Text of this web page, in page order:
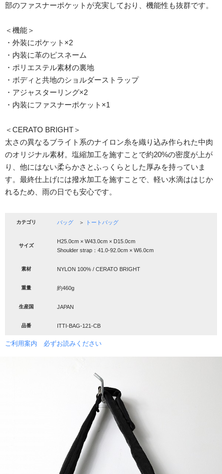
部のファスナーポケットが充実しており、機能性も抜群です。
＜機能＞
・外装にポケット×2
・内装に革のピスネーム
・ポリエステル素材の裏地
・ボディと共地のショルダーストラップ
・アジャスターリング×2
・内装にファスナーポケット×1
＜CERATO BRIGHT＞
太さの異なるブライト系のナイロン糸を織り込み作られた中肉
のオリジナル素材。塩縮加工を施すことで約20%の密度が上が
り、他にはない柔らかさとふっくらとした厚みを持っていま
す。最終仕上げには撥水加工を施すことで、軽い水滴ははじか
れるため、雨の日でも安心です。
カテゴリ バッグ ＞ トートバッグ
サイズ
H25.0cm × W43.0cm × D15.0cm
Shoulder strap：41.0-92.0cm × W6.0cm
素材 NYLON 100% / CERATO BRIGHT
重量 約460g
生産国 JAPAN
品番 ITTI-BAG-121-CB
ご利用案内 必ずお読みください